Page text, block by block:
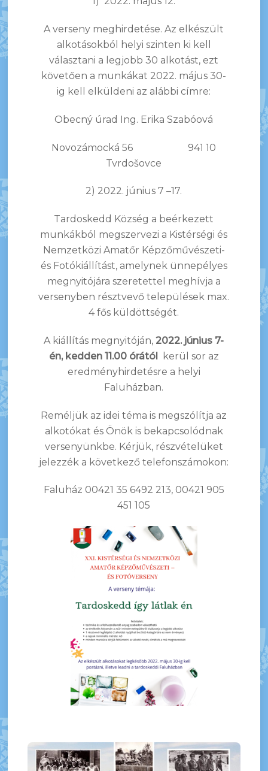
A verseny meghirdetése. Az elkészült
alkotásokból helyi szinten ki kell
választani a legjobb 30 alkotást, ezt
követően a munkákat 2022. május 30-
ig kell elküldeni az alábbi címre:
Obecný úrad Ing. Erika Szabóová
Novozámocká 56
941 10
Tvrdošovce
2) 2022. június 7 –17.
Tardoskedd Község a beérkezett
munkákból megszervezi a Kistérségi és
Nemzetközi Amatőr Képzőművészeti-
és Fotókiállítást, amelynek ünnepélyes
megnyitójára szeretettel meghívja a
versenyben résztvevő települések max.
4 fős küldöttségét.
A kiállítás megnyitóján,2022. június 7-
én, kedden 11.00 órától kerül sor az
eredményhirdetésre a helyi
Faluházban.
Reméljük az idei téma is megszólítja az
alkotókat és Önök is bekapcsolódnak
versenyünkbe. Kérjük, részvételüket
jelezzék a következő telefonszámokon:
Faluház 00421 35 6492 213, 00421 905
451 105